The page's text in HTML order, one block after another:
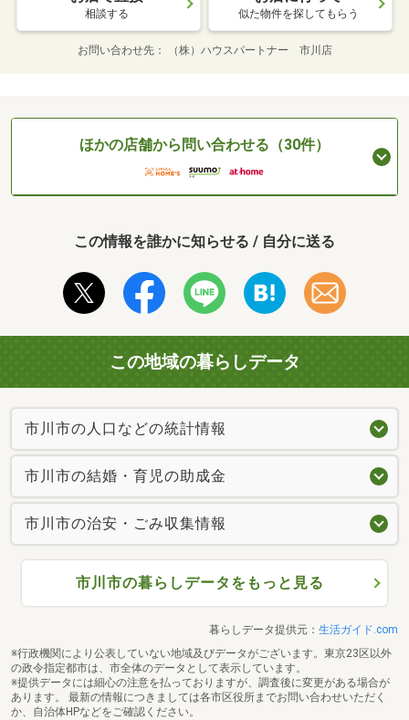
相談する 似た物件を探してもらう
お問い合わせ先 （株）ハウスパートナー 市川店
ほかの店舗から問い合わせる（30件）
この情報を誰かに知らせる / 自分に送る
この地域の暮らしデータ
市川市の人口などの統計情報
市川市の結婚・育児の助成金
市川市の治安・ごみ収集情報
市川市の暮らしデータをもっと見る
暮らしデータ提供元： 生活ガイド.com
※行政機関により公表していない地域及びデータがございます。東京23区以外
の政令指定都市は、市全体のデータとして表示しています。
※提供データには細心の注意を払っておりますが、調査後に変更がある場合が
あります。 最新の情報につきましては各市区役所までお問い合わせいただく
か、自治体HPなどをご確認ください。